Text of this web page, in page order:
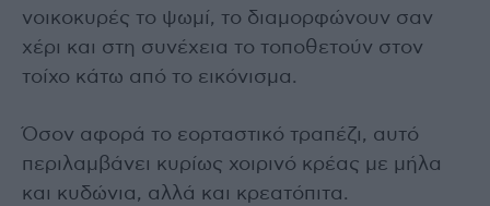
νοικοκυρές το ψωμί, το διαμορφώνουν σαν
χέρι και στη συνέχεια το τοποθετούν στον
τοίχο κάτω από το εικόνισμα.
Όσον αφορά το εορταστικό τραπέζι, αυτό
περιλαμβάνει κυρίως χοιρινό κρέας με μήλα
και κυδώνια, αλλά και κρεατόπιτα.